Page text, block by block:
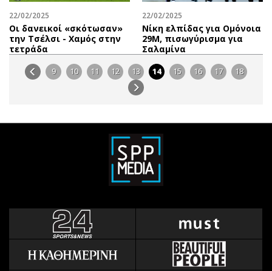
22/02/2025
Οι δανεικοί «σκότωσαν»
την Τσέλσι - Χαμός στην
τετράδα
22/02/2025
Νίκη ελπίδας για Ομόνοια
29Μ, πισωγύρισμα για
Σαλαμίνα
9 10 11 12 13 14 15 16 17 18